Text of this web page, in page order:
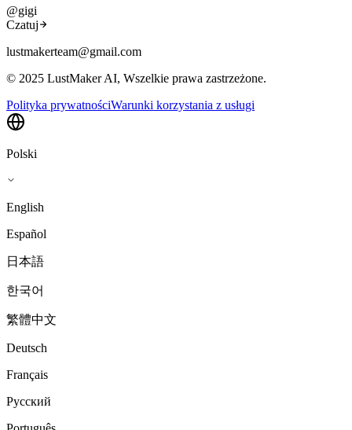
@gigi
Czatuj
lustmakerteam@gmail.com
© 2025 LustMaker AI, Wszelkie prawa zastrzeżone.
Polityka prywatnościWarunki korzystania z usługi
Polski
English
Español
日本語
한국어
繁體中文
Deutsch
Français
Русский